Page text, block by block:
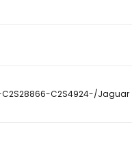
C2S28866-C2S4924-/Jaguar